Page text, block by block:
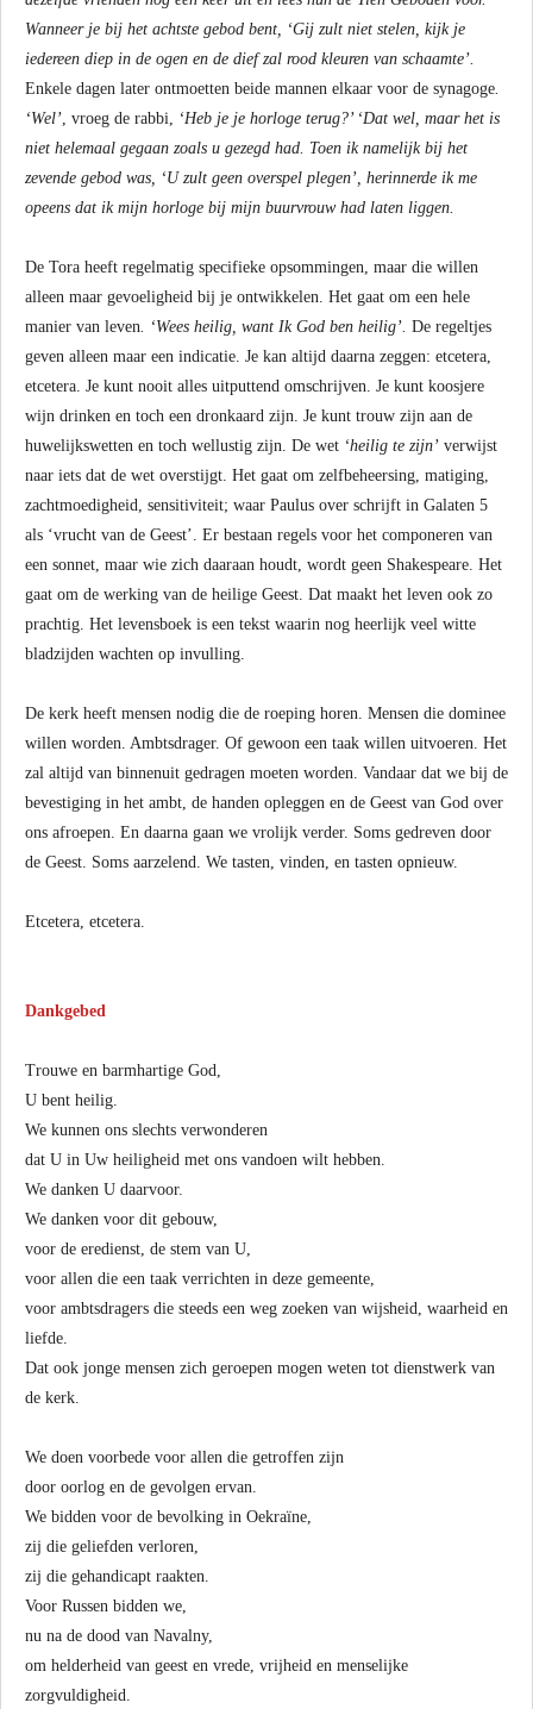
Wanneer je bij het achtste gebod bent, ‘Gij zult niet stelen, kijk je
iedereen diep in de ogen en de dief zal rood kleuren van schaamte’.
Enkele dagen later ontmoetten beide mannen elkaar voor de synagoge.
‘Wel’, vroeg de rabbi, ‘Heb je je horloge terug?’ ‘Dat wel, maar het is
niet helemaal gegaan zoals u gezegd had. Toen ik namelijk bij het
zevende gebod was, ‘U zult geen overspel plegen’, herinnerde ik me
opeens dat ik mijn horloge bij mijn buurvrouw had laten liggen.
De Tora heeft regelmatig specifieke opsommingen, maar die willen
alleen maar gevoeligheid bij je ontwikkelen. Het gaat om een hele
manier van leven. ‘Wees heilig, want Ik God ben heilig’. De regeltjes
geven alleen maar een indicatie. Je kan altijd daarna zeggen: etcetera,
etcetera. Je kunt nooit alles uitputtend omschrijven. Je kunt koosjere
wijn drinken en toch een dronkaard zijn. Je kunt trouw zijn aan de
huwelijkswetten en toch wellustig zijn. De wet ‘heilig te zijn’ verwijst
naar iets dat de wet overstijgt. Het gaat om zelfbeheersing, matiging,
zachtmoedigheid, sensitiviteit; waar Paulus over schrijft in Galaten 5
als ‘vrucht van de Geest’. Er bestaan regels voor het componeren van
een sonnet, maar wie zich daaraan houdt, wordt geen Shakespeare. Het
gaat om de werking van de heilige Geest. Dat maakt het leven ook zo
prachtig. Het levensboek is een tekst waarin nog heerlijk veel witte
bladzijden wachten op invulling.
De kerk heeft mensen nodig die de roeping horen. Mensen die dominee
willen worden. Ambtsdrager. Of gewoon een taak willen uitvoeren. Het
zal altijd van binnenuit gedragen moeten worden. Vandaar dat we bij de
bevestiging in het ambt, de handen opleggen en de Geest van God over
ons afroepen. En daarna gaan we vrolijk verder. Soms gedreven door
de Geest. Soms aarzelend. We tasten, vinden, en tasten opnieuw.
Etcetera, etcetera.
Dankgebed
Trouwe en barmhartige God,
U bent heilig.
We kunnen ons slechts verwonderen
dat U in Uw heiligheid met ons vandoen wilt hebben.
We danken U daarvoor.
We danken voor dit gebouw,
voor de eredienst, de stem van U,
voor allen die een taak verrichten in deze gemeente,
voor ambtsdragers die steeds een weg zoeken van wijsheid, waarheid en
liefde.
Dat ook jonge mensen zich geroepen mogen weten tot dienstwerk van
de kerk.
We doen voorbede voor allen die getroffen zijn
door oorlog en de gevolgen ervan.
We bidden voor de bevolking in Oekraïne,
zij die geliefden verloren,
zij die gehandicapt raakten.
Voor Russen bidden we,
nu na de dood van Navalny,
om helderheid van geest en vrede, vrijheid en menselijke
zorgvuldigheid.